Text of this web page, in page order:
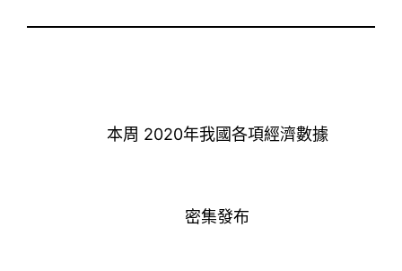
本周 2020年我國各項經濟數據
密集發布